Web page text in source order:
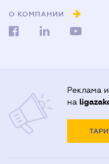
О КОМПАНИИ
Реклама
на